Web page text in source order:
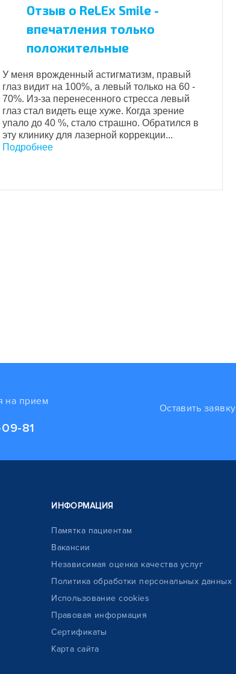
Отзыв о ReLEx Smile -
впечатления только
положительные
У меня врожденный астигматизм, правый
глаз видит на 100%, а левый только на 60 -
70%. Из-за перенесенного стресса левый
глаз стал видеть еще хуже. Когда зрение
упало до 40 %, стало страшно. Обратился в
эту клинику для лазерной коррекции...
Подробнее
на прием
81
Оставить заявку
ИНФОРМАЦИЯ
Памятка пациентам
Вакансии
Независимая оценка качества услуг
Политика обработки персональных данных
Использование cookies
Правовая информация
Сертификаты
Карта сайта